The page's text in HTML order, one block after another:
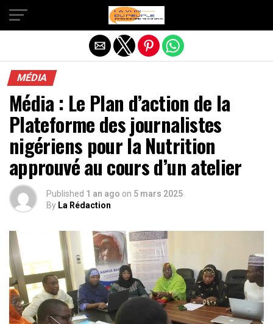
MÉDIA
Média : Le Plan d’action de la
Plateforme des journalistes
nigériens pour la Nutrition
approuvé au cours d’un atelier
Published 1 an ago on 5 mars 2025
By La Rédaction
Quitter la version mobile